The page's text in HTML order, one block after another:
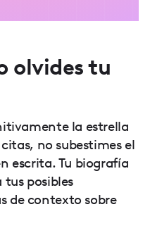
olvides tu
la estrella
no subestimes el
escrita. Tu biografía
posibles
de contexto sobre